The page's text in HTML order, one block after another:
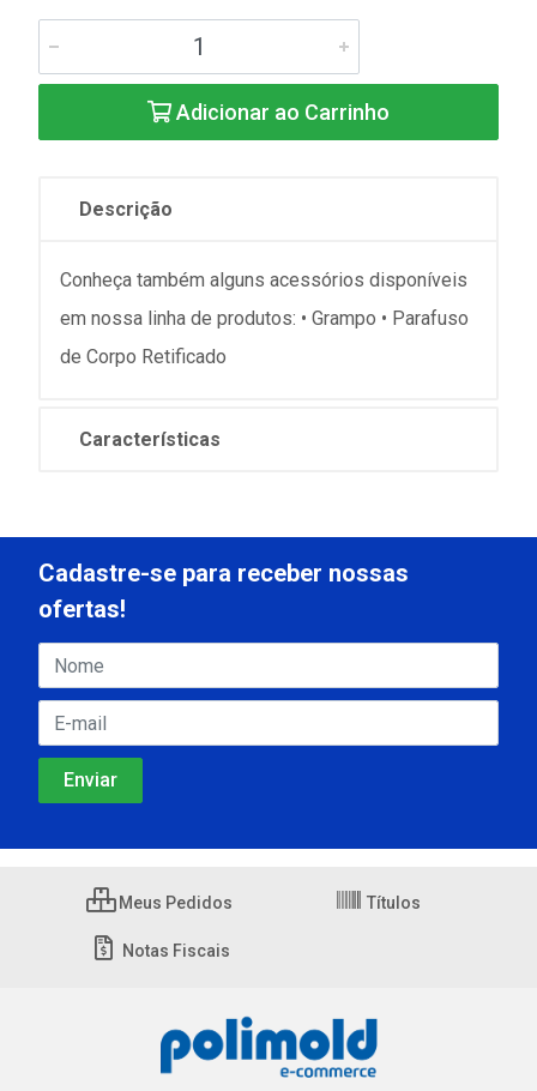
Adicionar ao Carrinho
Descrição
Conheça também alguns acessórios disponíveis
em nossa linha de produtos: • Grampo • Parafuso
de Corpo Retificado
Características
Cadastre-se para receber nossas
ofertas!
Meus Pedidos Títulos
Notas Fiscais